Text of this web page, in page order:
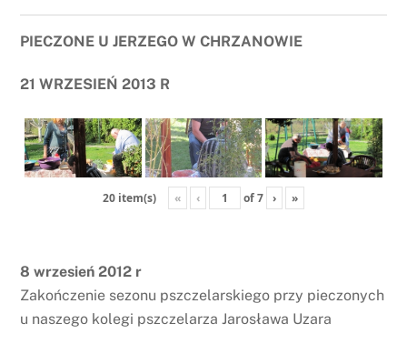
PIECZONE U JERZEGO W CHRZANOWIE
21 WRZESIEŃ 2013 R
20 item(s) « ‹ of7 › »
8 wrzesień 2012 r
Zakończenie sezonu pszczelarskiego przy pieczonych
u naszego kolegi pszczelarza Jarosława Uzara